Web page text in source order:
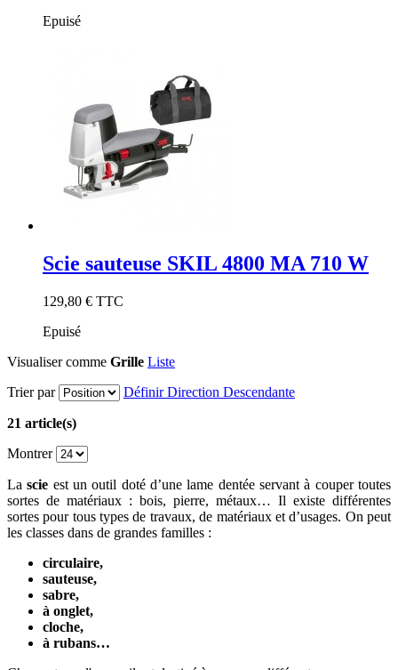
Epuisé
Scie sauteuse SKIL 4800 MA 710 W
129,80 € TTC
Epuisé
Visualiser comme Grille Liste
Trier par
Définir Direction Descendante
21 article(s)
Montrer
Lascie est un outil doté d’une lame dentée servant à couper toutes
sortes de matériaux : bois, pierre, métaux… Il existe différentes
sortes pour tous types de travaux, de matériaux et d’usages. On peut
les classes dans de grandes familles :
circulaire,
sauteuse,
sabre,
à onglet,
cloche,
à rubans…